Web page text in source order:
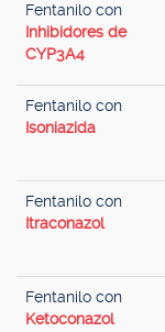
Fentanilo con
Inhibidores de
CYP3A4
Fentanilo con
Isoniazida
Fentanilo con
Itraconazol
Fentanilo con
Ketoconazol